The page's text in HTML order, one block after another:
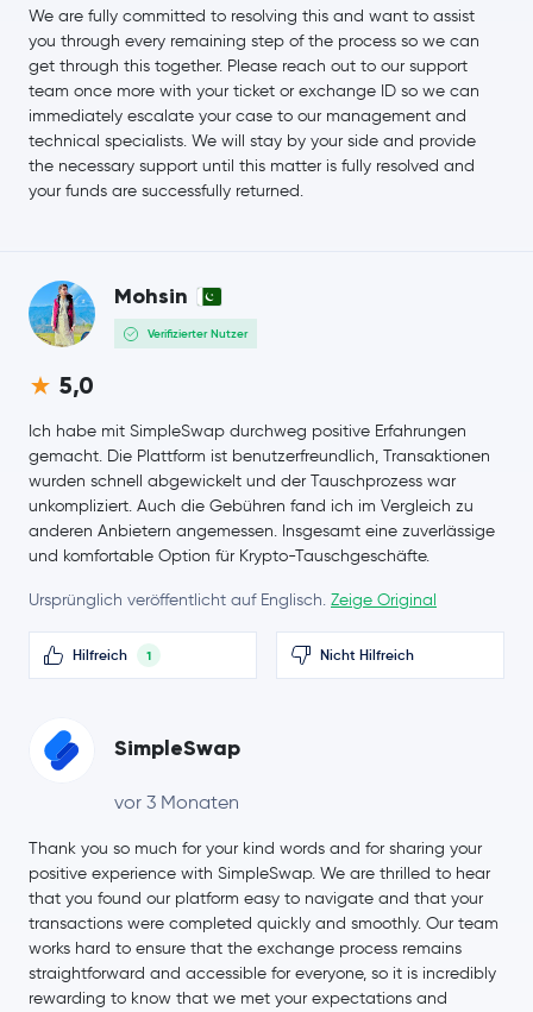
We are fully committed to resolving this and want to assist
you through every remaining step of the process so we can
get through this together. Please reach out to our support
team once more with your ticket or exchange ID so we can
immediately escalate your case to our management and
technical specialists. We will stay by your side and provide
the necessary support until this matter is fully resolved and
your funds are successfully returned.
Mohsin
Verifizierter Nutzer
5,0
Ich habe mit SimpleSwap durchweg positive Erfahrungen
gemacht. Die Plattform ist benutzerfreundlich, Transaktionen
wurden schnell abgewickelt und der Tauschprozess war
unkompliziert. Auch die Gebühren fand ich im Vergleich zu
anderen Anbietern angemessen. Insgesamt eine zuverlässige
und komfortable Option für Krypto-Tauschgeschäfte.
Ursprünglich veröffentlicht auf Englisch. Zeige Original
Hilfreich 1 Nicht Hilfreich
SimpleSwap
vor 3 Monaten
Thank you so much for your kind words and for sharing your
positive experience with SimpleSwap. We are thrilled to hear
that you found our platform easy to navigate and that your
transactions were completed quickly and smoothly. Our team
works hard to ensure that the exchange process remains
straightforward and accessible for everyone, so it is incredibly
rewarding to know that we met your expectations and